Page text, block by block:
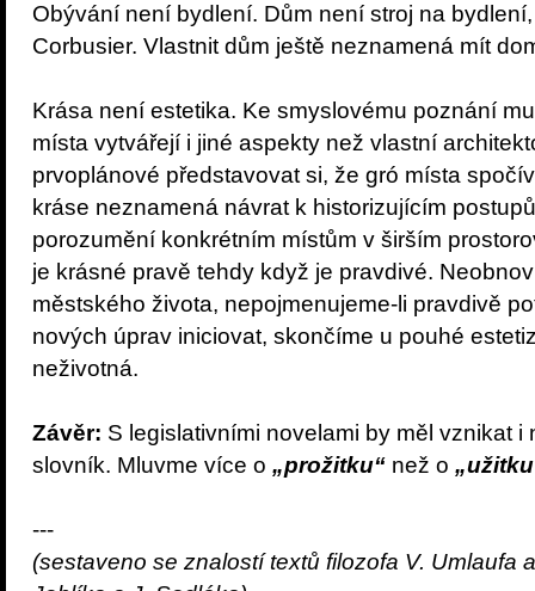
Obývání není bydlení. Dům není stroj na
Corbusier. Vlastnit dům ještě neznamená mít
Krása není estetika. Ke smyslovému poznání
místa vytvářejí i jiné aspekty než vlastní
prvoplánové představovat si, že gró místa
kráse neznamená návrat k historizujícím
porozumění konkrétním místům v širším
je krásné pravě tehdy když je pravdivé.
městského života, nepojmenujeme-li pravdivě
nových úprav iniciovat, skončíme u pouhé
neživotná.
Závěr: S legislativními novelami by měl vznikat
slovník. Mluvme více o „prožitku“ než o
---
(sestaveno se znalostí textů filozofa V. Umlaufa